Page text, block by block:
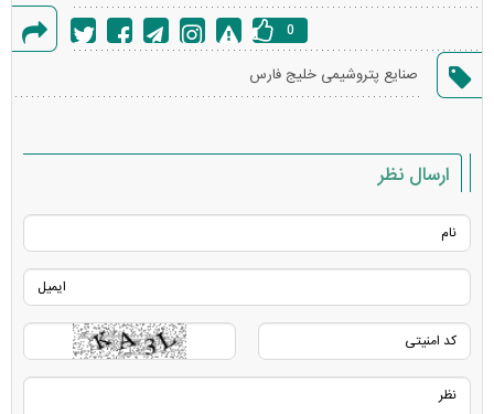
خطا
0
صنایع پتروشیمی خلیج فارس
ارسال نظر